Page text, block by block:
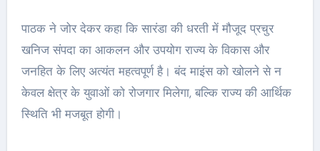
पाठक ने जोर देकर कहा कि सारंडा की धरती में मौजूद प्रचुर
खनिज संपदा का आकलन और उपयोग राज्य के विकास और
जनहित के लिए अत्यंत महत्वपूर्ण है। बंद माइंस को खोलने से न
केवल क्षेत्र के युवाओं को रोजगार मिलेगा, बल्कि राज्य की आर्थिक
स्थिति भी मजबूत होगी।